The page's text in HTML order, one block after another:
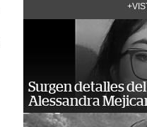
Surgen detalles
Alessandra